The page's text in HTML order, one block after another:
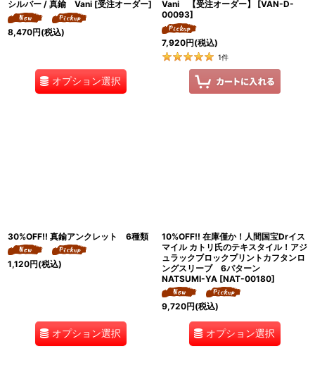
シルバー / 真鍮 Vani [受注オーダー]
8,470円(税込)
オプション選択
Vani 【受注オーダー】
[VAN-D-
00093]
7,920円(税込)
1件
30%OFF!! 真鍮アンクレット 6種類
1,120円(税込)
オプション選択
10%OFF!! 在庫僅か！人間国宝Drイス
マイル カトリ氏のテキスタイル！アジ
ュラックブロックプリントカフタンロ
ングスリーブ 6パターン
NATSUMI-YA [NAT-00180]
9,720円(税込)
オプション選択